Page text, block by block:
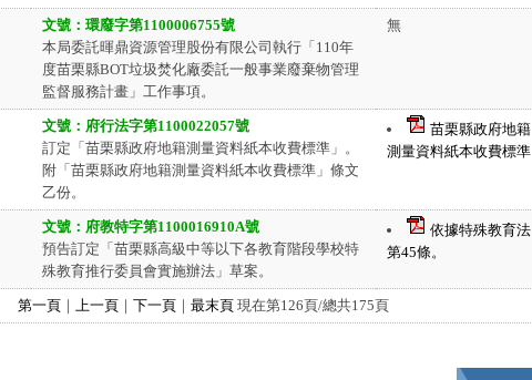
文號：環廢字第1100006755號
本局委託暉鼎資源管理股份有限公司執行「110年
度苗栗縣BOT垃圾焚化廠委託一般事業廢棄物管理
監督服務計畫」工作事項。
無
文號：府行法字第1100022057號
訂定「苗栗縣政府地籍測量資料紙本收費標準」。
附「苗栗縣政府地籍測量資料紙本收費標準」條文
乙份。
苗栗縣政府地籍
測量資料紙本收費標準
文號：府教特字第1100016910A號
預告訂定「苗栗縣高級中等以下各教育階段學校特
殊教育推行委員會實施辦法」草案。
依據特殊教育法
第45條。
第一頁｜ 上一頁｜ 下一頁｜ 最末頁現在第126頁/總共175頁